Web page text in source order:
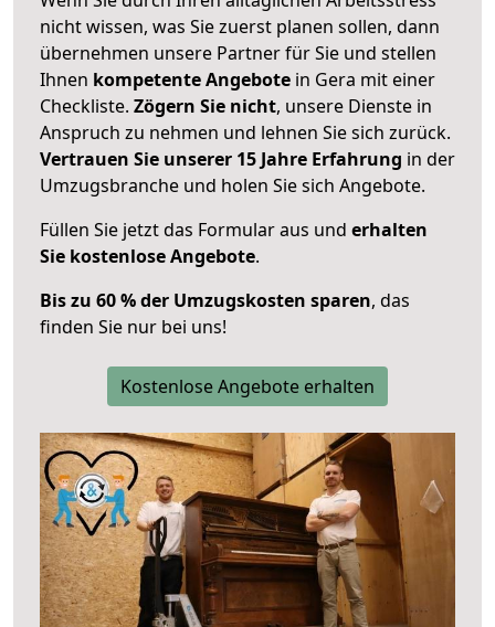
nicht wissen, was Sie zuerst planen sollen, dann
übernehmen unsere Partner für Sie und stellen
Ihnen kompetente Angebote in Gera mit einer
Checkliste. Zögern Sie nicht, unsere Dienste in
Anspruch zu nehmen und lehnen Sie sich zurück.
Vertrauen Sie unserer 15 Jahre Erfahrung in der
Umzugsbranche und holen Sie sich Angebote.
Füllen Sie jetzt das Formular aus und erhalten
Sie kostenlose Angebote.
Bis zu 60 % der Umzugskosten sparen, das
finden Sie nur bei uns!
Kostenlose Angebote erhalten